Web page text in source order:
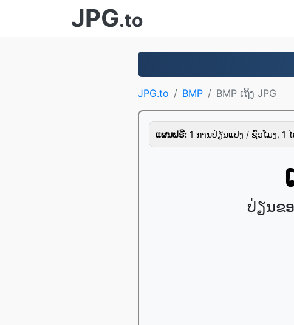
JPG.to
JPG.to BMP BMP ເຖິງ JPG
ແຜນຟຣີ: 1 ການປ່ຽນແປງ / ຊົ່ວໂມງ, 1
ປ່ຽນຂ